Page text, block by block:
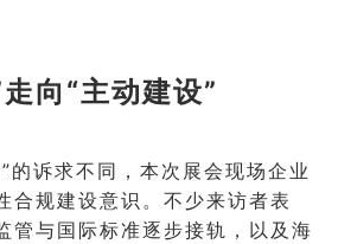
向“主动建设”
的诉求不同，本次展会现场企业
合规建设意识。不少来访者表
管与国际标准逐步接轨，以及海